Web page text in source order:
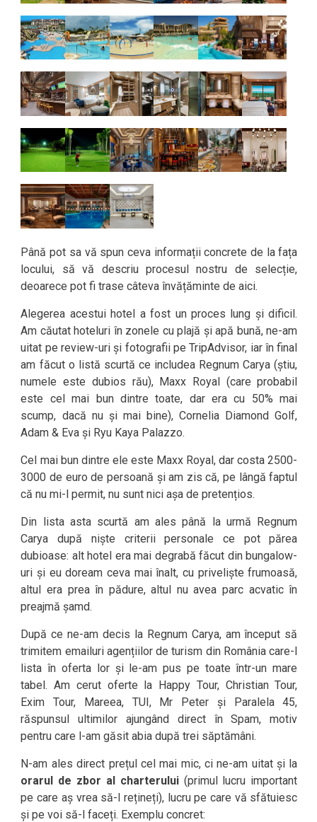
Până pot sa vă spun ceva informații concrete de la fața
locului, să vă descriu procesul nostru de selecție,
deoarece pot fi trase câteva învățăminte de aici.
Alegerea acestui hotel a fost un proces lung și dificil.
Am căutat hoteluri în zonele cu plajă și apă bună, ne-am
uitat pe review-uri și fotografii pe TripAdvisor, iar în final
am făcut o listă scurtă ce includea Regnum Carya (știu,
numele este dubios rău), Maxx Royal (care probabil
este cel mai bun dintre toate, dar era cu 50% mai
scump, dacă nu și mai bine), Cornelia Diamond Golf,
Adam & Eva și Ryu Kaya Palazzo.
Cel mai bun dintre ele este Maxx Royal, dar costa 2500-
3000 de euro de persoană și am zis că, pe lângă faptul
că nu mi-l permit, nu sunt nici așa de pretențios.
Din lista asta scurtă am ales până la urmă Regnum
Carya după niște criterii personale ce pot părea
dubioase: alt hotel era mai degrabă făcut din bungalow-
uri și eu doream ceva mai înalt, cu priveliște frumoasă,
altul era prea în pădure, altul nu avea parc acvatic în
preajmă șamd.
După ce ne-am decis la Regnum Carya, am început să
trimitem emailuri agențiilor de turism din România care-l
lista în oferta lor și le-am pus pe toate într-un mare
tabel. Am cerut oferte la Happy Tour, Christian Tour,
Exim Tour, Mareea, TUI, Mr Peter și Paralela 45,
răspunsul ultimilor ajungând direct în Spam, motiv
pentru care l-am găsit abia după trei săptămâni.
N-am ales direct prețul cel mai mic, ci ne-am uitat și la
orarul de zbor al charterului(primul lucru important
pe care aș vrea să-l rețineți), lucru pe care vă sfătuiesc
și pe voi să-l faceți. Exemplu concret: